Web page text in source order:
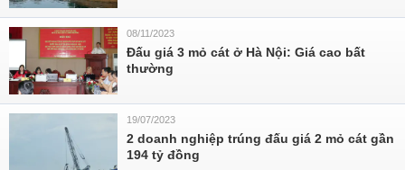
08/11/2023
Đấu giá 3 mỏ cát ở Hà Nội: Giá cao bất
thường
19/07/2023
2 doanh nghiệp trúng đấu giá 2 mỏ cát gần
194 tỷ đồng